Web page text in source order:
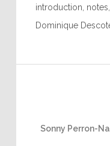
introduction,
Dominique
Sonny Perron-